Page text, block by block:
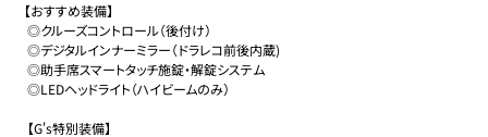
【おすすめ装備】
◎クルーズコントロール（後付け）
◎デジタルインナーミラー（ドラレコ前後内蔵)
◎助手席スマートタッチ施錠・解錠システム
◎LEDヘッドライト（ハイビームのみ）